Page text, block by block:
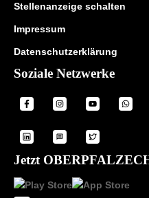
Stellenanzeige schalten
Impressum
Datenschutzerklärung
Soziale Netzwerke
Jetzt